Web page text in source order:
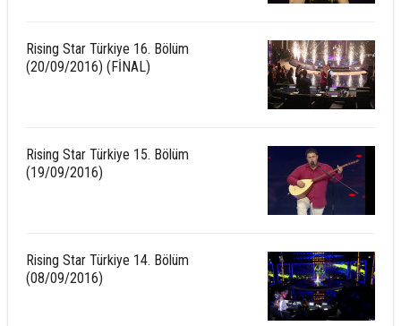
Rising Star Türkiye 16. Bölüm
(20/09/2016) (FİNAL)
Rising Star Türkiye 15. Bölüm
(19/09/2016)
Rising Star Türkiye 14. Bölüm
(08/09/2016)